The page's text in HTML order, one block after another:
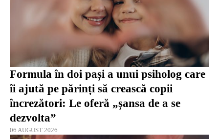
Formula în doi pași a unui psiholog care
îi ajută pe părinți să crească copii
încrezători: Le oferă „șansa de a se
dezvolta”
06 AUGUST 2026